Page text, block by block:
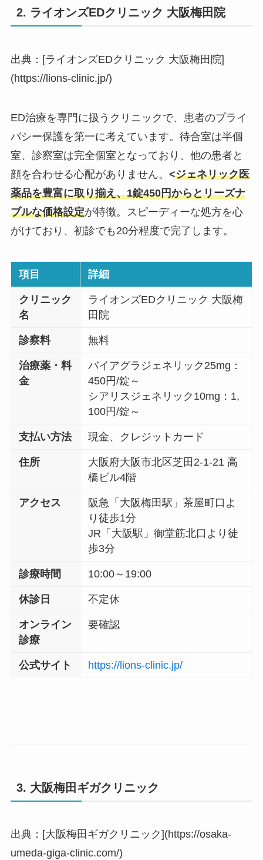
2. ライオンズEDクリニック 大阪梅田院
出典：[ライオンズEDクリニック 大阪梅田院]
(https://lions-clinic.jp/)
ED治療を専門に扱うクリニックで、患者のプライ
バシー保護を第一に考えています。待合室は半個
室、診察室は完全個室となっており、他の患者と
顔を合わせる心配がありません。 <ジェネリック医
薬品を豊富に取り揃え、1錠450円からとリーズナ
ブルな価格設定が特徴。スピーディーな処方を心
がけており、初診でも20分程度で完了します。
項目 詳細
クリニック
名
ライオンズEDクリニック 大阪梅
田院
診察料 無料
治療薬・料
金
バイアグラジェネリック25mg：
450円/錠～
シアリスジェネリック10mg：1,
100円/錠～
支払い方法 現金、クレジットカード
住所
大阪府大阪市北区芝田2-1-21 高
橋ビル4階
アクセス
阪急「大阪梅田駅」茶屋町口よ
り徒歩1分
JR「大阪駅」御堂筋北口より徒
歩3分
診療時間 10:00～19:00
休診日 不定休
オンライン
診療
要確認
公式サイト https://lions-clinic.jp/
3. 大阪梅田ギガクリニック
出典：[大阪梅田ギガクリニック](https://osaka-
umeda-giga-clinic.com/)